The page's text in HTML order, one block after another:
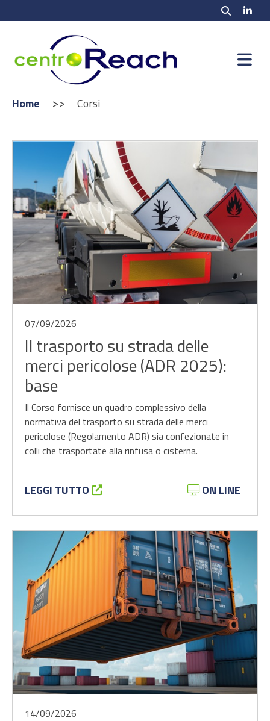
Home >> Corsi
07/09/2026
Il trasporto su strada delle
merci pericolose (ADR 2025):
base
Il Corso fornisce un quadro complessivo della
normativa del trasporto su strada delle merci
pericolose (Regolamento ADR) sia confezionate in
colli che trasportate alla rinfusa o cisterna.
LEGGI TUTTO ON LINE
14/09/2026